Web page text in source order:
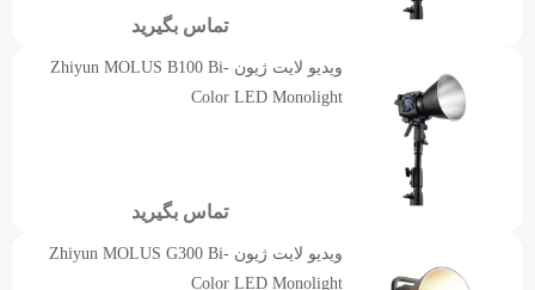
تماس بگیرید
ویدیو لایت ژیون Zhiyun MOLUS B100 Bi-
Color LED Monolight
تماس بگیرید
ویدیو لایت ژیون Zhiyun MOLUS G300 Bi-
Color LED Monolight